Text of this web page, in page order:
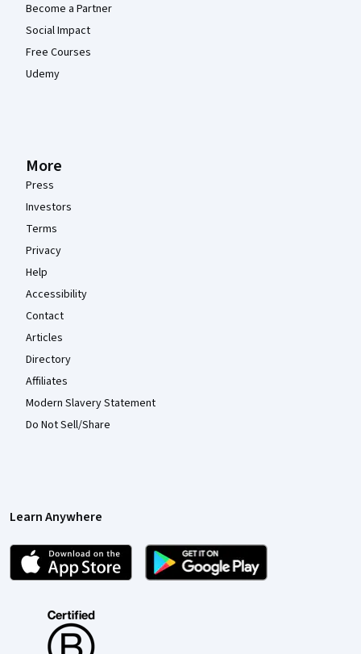
Become a Partner
Social Impact
Free Courses
Udemy
More
Press
Investors
Terms
Privacy
Help
Accessibility
Contact
Articles
Directory
Affiliates
Modern Slavery Statement
Do Not Sell/Share
Learn Anywhere